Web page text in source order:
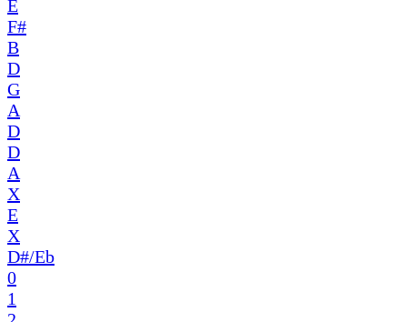
E
F#
B
D
G
A
D
D
A
X
E
X
D#/Eb
0
1